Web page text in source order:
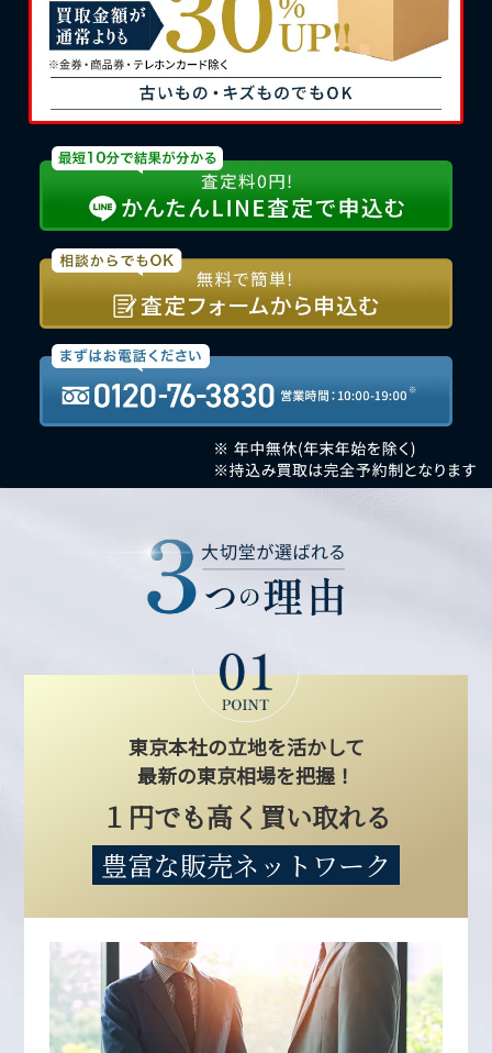
東京本社の立地を活かして
最新の東京相場を把握！
１円でも高く買い取れる
豊富な販売ネットワーク